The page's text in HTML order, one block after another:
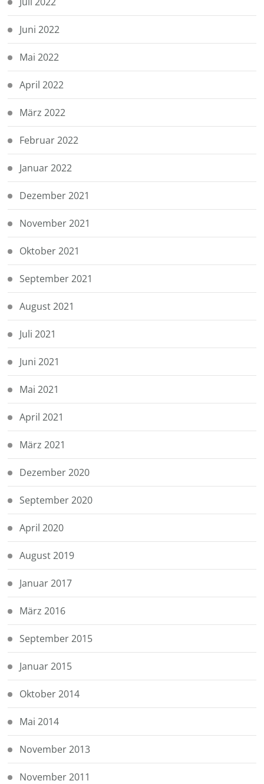
Juni 2022
Mai 2022
April 2022
März 2022
Februar 2022
Januar 2022
Dezember 2021
November 2021
Oktober 2021
September 2021
August 2021
Juli 2021
Juni 2021
Mai 2021
April 2021
März 2021
Dezember 2020
September 2020
April 2020
August 2019
Januar 2017
März 2016
September 2015
Januar 2015
Oktober 2014
Mai 2014
November 2013
November 2011